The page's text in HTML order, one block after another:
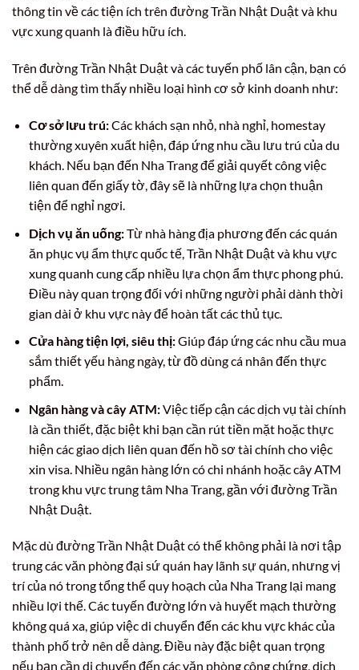
thông tin về các tiện ích trên đường Trần Nhật Duật và khu
vực xung quanh là điều hữu ích.
Trên đường Trần Nhật Duật và các tuyến phố lân cận, bạn có
thể dễ dàng tìm thấy nhiều loại hình cơ sở kinh doanh như:
Cơ sở lưu trú:Các khách sạn nhỏ, nhà nghỉ, homestay
thường xuyên xuất hiện, đáp ứng nhu cầu lưu trú của du
khách. Nếu bạn đến Nha Trang để giải quyết công việc
liên quan đến giấy tờ, đây sẽ là những lựa chọn thuận
tiện để nghỉ ngơi.
Dịch vụ ăn uống:Từ nhà hàng địa phương đến các quán
ăn phục vụ ẩm thực quốc tế, Trần Nhật Duật và khu vực
xung quanh cung cấp nhiều lựa chọn ẩm thực phong phú.
Điều này quan trọng đối với những người phải dành thời
gian dài ở khu vực này để hoàn tất các thủ tục.
Cửa hàng tiện lợi, siêu thị:Giúp đáp ứng các nhu cầu mua
sắm thiết yếu hàng ngày, từ đồ dùng cá nhân đến thực
phẩm.
Ngân hàng và cây ATM:Việc tiếp cận các dịch vụ tài chính
là cần thiết, đặc biệt khi bạn cần rút tiền mặt hoặc thực
hiện các giao dịch liên quan đến hồ sơ tài chính cho việc
xin visa. Nhiều ngân hàng lớn có chi nhánh hoặc cây ATM
trong khu vực trung tâm Nha Trang, gần với đường Trần
Nhật Duật.
Mặc dù đường Trần Nhật Duật có thể không phải là nơi tập
trung các văn phòng đại sứ quán hay lãnh sự quán, nhưng vị
trí của nó trong tổng thể quy hoạch của Nha Trang lại mang
nhiều lợi thế. Các tuyến đường lớn và huyết mạch thường
không quá xa, giúp việc di chuyển đến các khu vực khác của
thành phố trở nên dễ dàng. Điều này đặc biệt quan trọng
nếu bạn cần di chuyển đến các văn phòng công chứng, dịch